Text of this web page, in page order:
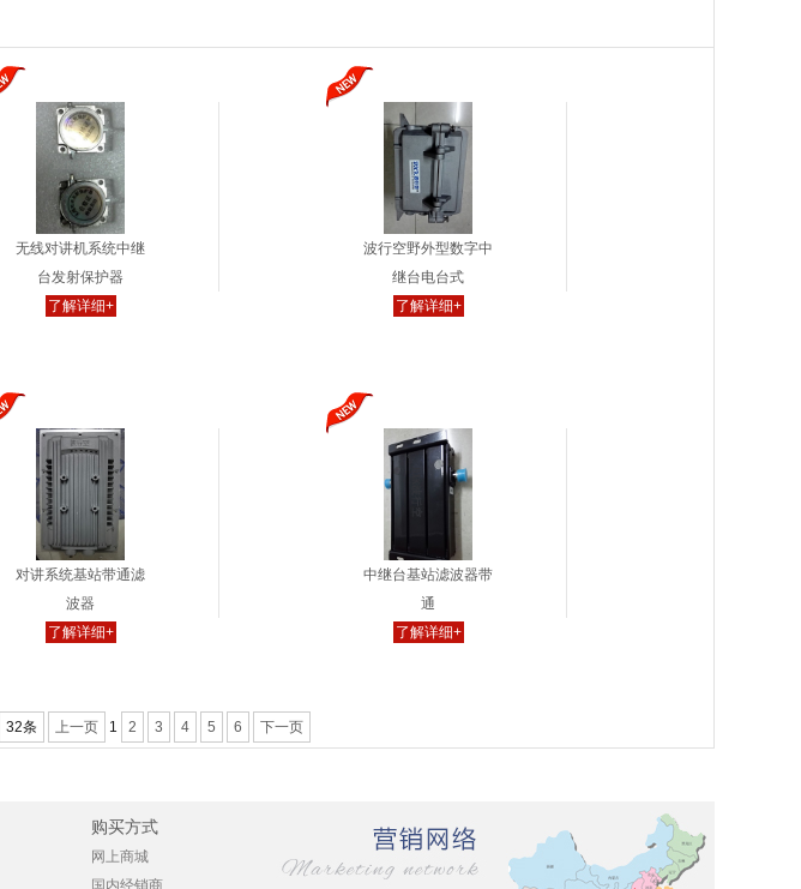
无线对讲机系统中继
台发射保护器
了解详细+
波行空野外型数字中
继台电台式
了解详细+
对讲系统基站带通滤
波器
了解详细+
中继台基站滤波器带
通
了解详细+
32条 上一页 1 2 3 4 5 6 下一页
购买方式
网上商城
国内经销商